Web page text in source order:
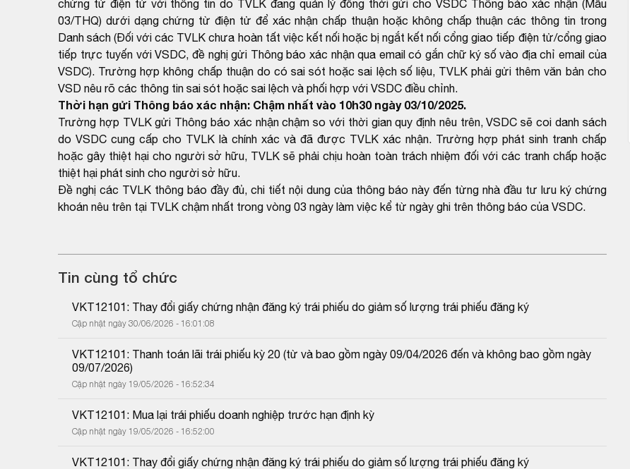
chứng từ điện tử với thông tin do TVLK đang quản lý đồng thời gửi cho VSDC Thông báo xác nhận (Mẫu
03/THQ) dưới dạng chứng từ điện tử để xác nhận chấp thuận hoặc không chấp thuận các thông tin trong
Danh sách (Đối với các TVLK chưa hoàn tất việc kết nối hoặc bị ngắt kết nối cổng giao tiếp điện tử/cổng giao
tiếp trực tuyến với VSDC, đề nghị gửi Thông báo xác nhận qua email có gắn chữ ký số vào địa chỉ email của
VSDC). Trường hợp không chấp thuận do có sai sót hoặc sai lệch số liệu, TVLK phải gửi thêm văn bản cho
VSD nêu rõ các thông tin sai sót hoặc sai lệch và phối hợp với VSDC điều chỉnh.
Thời hạn gửi Thông báo xác nhận: Chậm nhất vào 10h30 ngày 03/10/2025.
Trường hợp TVLK gửi Thông báo xác nhận chậm so với thời gian quy định nêu trên, VSDC sẽ coi danh sách
do VSDC cung cấp cho TVLK là chính xác và đã được TVLK xác nhận. Trường hợp phát sinh tranh chấp
hoặc gây thiệt hại cho người sở hữu, TVLK sẽ phải chịu hoàn toàn trách nhiệm đối với các tranh chấp hoặc
thiệt hại phát sinh cho người sở hữu.
Đề nghị các TVLK thông báo đầy đủ, chi tiết nội dung của thông báo này đến từng nhà đầu tư lưu ký chứng
khoán nêu trên tại TVLK chậm nhất trong vòng 03 ngày làm việc kể từ ngày ghi trên thông báo của VSDC.
Tin cùng tổ chức
VKT12101: Thay đổi giấy chứng nhận đăng ký trái phiếu do giảm số lượng trái phiếu đăng ký
Cập nhật ngày 30/06/2026 - 16:01:08
VKT12101: Thanh toán lãi trái phiếu kỳ 20 (từ và bao gồm ngày 09/04/2026 đến và không bao gồm ngày
09/07/2026)
Cập nhật ngày 19/05/2026 - 16:52:34
VKT12101: Mua lại trái phiếu doanh nghiệp trước hạn định kỳ
Cập nhật ngày 19/05/2026 - 16:52:00
VKT12101: Thay đổi giấy chứng nhận đăng ký trái phiếu do giảm số lượng trái phiếu đăng ký